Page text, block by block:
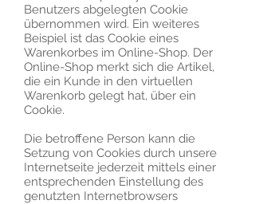
Benutzers abgelegten Cookie
übernommen wird. Ein weiteres
Beispiel ist das Cookie eines
Warenkorbes im Online-Shop. Der
Online-Shop merkt sich die Artikel,
die ein Kunde in den virtuellen
Warenkorb gelegt hat, über ein
Cookie.
Die betroffene Person kann die
Setzung von Cookies durch unsere
Internetseite jederzeit mittels einer
entsprechenden Einstellung des
genutzten Internetbrowsers